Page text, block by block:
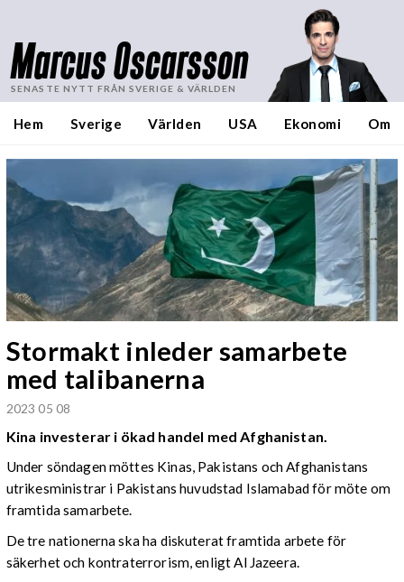
Marcus Oscarsson
SENASTE NYTT FRÅN SVERIGE & VÄRLDEN
Hem Sverige Världen USA Ekonomi Om
Stormakt inleder samarbete
med talibanerna
2023 05 08
Kina investerar i ökad handel med Afghanistan.
Under söndagen möttes Kinas, Pakistans och Afghanistans
utrikesministrar i Pakistans huvudstad Islamabad för möte om
framtida samarbete.
De tre nationerna ska ha diskuterat framtida arbete för
säkerhet och kontraterrorism, enligt Al Jazeera.